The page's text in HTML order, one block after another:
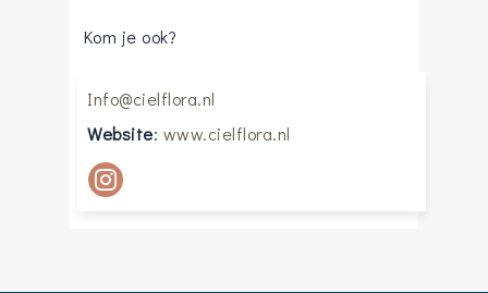
Kom je ook?
Info@cielflora.nl
Website: www.cielflora.nl